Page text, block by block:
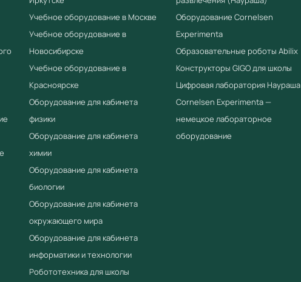
Учебное оборудование в Москве
Учебное оборудование в
Новосибирске
Учебное оборудование в
Красноярске
Оборудование для кабинета
физики
Оборудование для кабинета
химии
Оборудование для кабинета
биологии
Оборудование для кабинета
окружающего мира
Оборудование для кабинета
информатики и технологии
Робототехника для школы
Оборудование Cornelsen
Experimenta
Образовательные роботы Abilix
Конструкторы GIGO для школы
Цифровая лаборатория Наураша
Cornelsen Experimenta —
немецкое лабораторное
оборудование